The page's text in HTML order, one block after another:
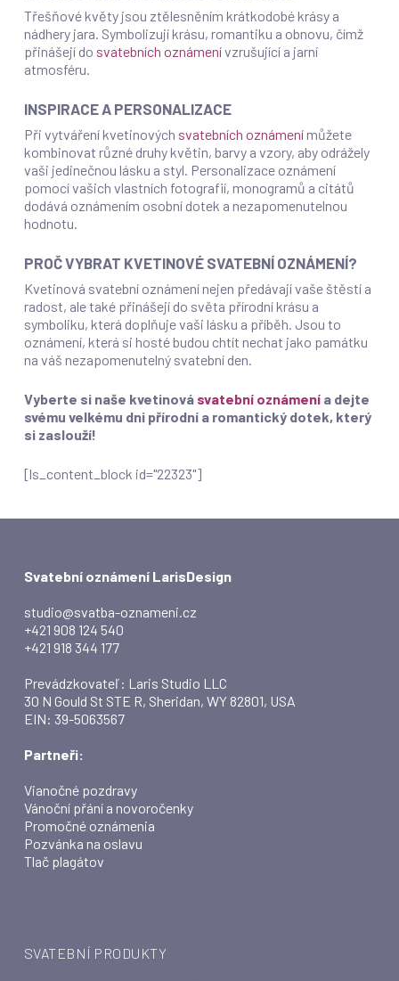
Třešňové květy jsou ztělesněním krátkodobé krásy a
nádhery jara. Symbolizují krásu, romantiku a obnovu, čímž
přinášejí do svatebních oznámenívzrušující a jarní
atmosféru.
INSPIRACE A PERSONALIZACE
Při vytváření kvetinových svatebních oznámenímůžete
kombinovat různé druhy květin, barvy a vzory, aby odrážely
vaši jedinečnou lásku a styl. Personalizace oznámení
pomocí vašich vlastních fotografií, monogramů a citátů
dodává oznámením osobní dotek a nezapomenutelnou
hodnotu.
PROČ VYBRAT KVETINOVÉ SVATEBNÍ OZNÁMENÍ?
Kvetinová svatební oznámení nejen předávají vaše štěstí a
radost, ale také přinášejí do světa přírodní krásu a
symboliku, která doplňuje vaši lásku a příběh. Jsou to
oznámení, která si hosté budou chtít nechat jako památku
na váš nezapomenutelný svatební den.
Vyberte si naše kvetinová svatební oznámenía dejte
svému velkému dni přírodní a romantický dotek, který
si zaslouží!
[ls_content_block id="22323"]
Svatební oznámení LarisDesign
studio@svatba-oznameni.cz
+421 908 124 540
+421 918 344 177
Prevádzkovateľ: Laris Studio LLC
30 N Gould St STE R, Sheridan, WY 82801, USA
EIN: 39-5063567
Partneři:
Vianočné pozdravy
Vánoční přání a novoročenky
Promočné oznámenia
Pozvánka na oslavu
Tlač plagátov
SVATEBNÍ PRODUKTY